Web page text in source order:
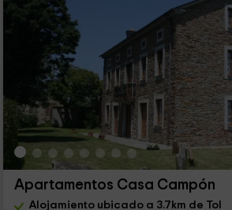
Apartamentos Casa Campón
Alojamiento ubicado a 3.7km de Tol